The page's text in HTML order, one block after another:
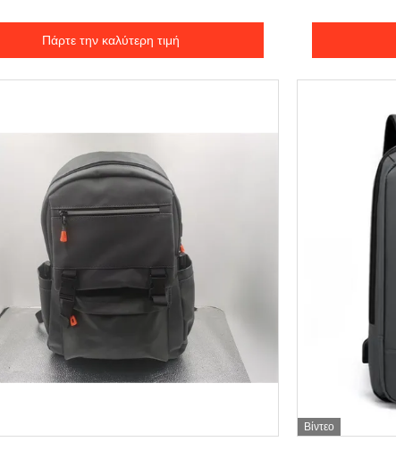
Πάρτε την καλύτερη τιμή
Βίντεο